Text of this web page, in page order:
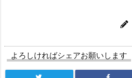
よろしければシェアお願いします